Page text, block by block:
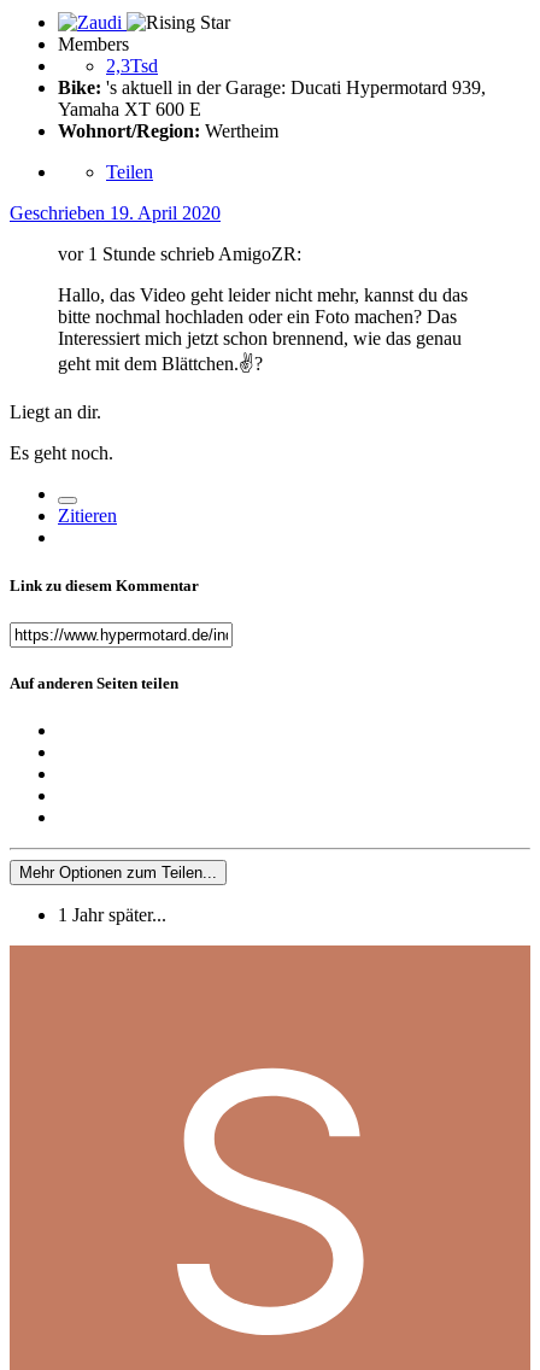
Members
2,3Tsd
Bike: 's aktuell in der Garage: Ducati Hypermotard 939,
Yamaha XT 600 E
Wohnort/Region: Wertheim
Teilen
Geschrieben 19. April 2020
vor 1 Stunde schrieb AmigoZR:
Hallo, das Video geht leider nicht mehr, kannst du das
bitte nochmal hochladen oder ein Foto machen? Das
Interessiert mich jetzt schon brennend, wie das genau
geht mit dem Blättchen.✌?
Liegt an dir.
Es geht noch.
Zitieren
Link zu diesem Kommentar
Auf anderen Seiten teilen
Mehr Optionen zum Teilen...
1 Jahr später...